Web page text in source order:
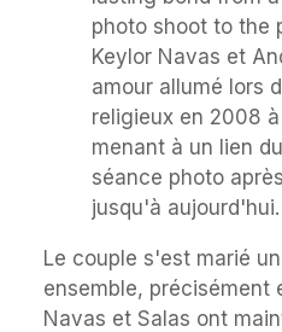
Keylor Navas et
amour allumé lors
religieux en 2008
menant à un lien
séance photo
jusqu'à aujourd'hui.
Le couple s'est marié
ensemble, précisément
Navas et Salas ont